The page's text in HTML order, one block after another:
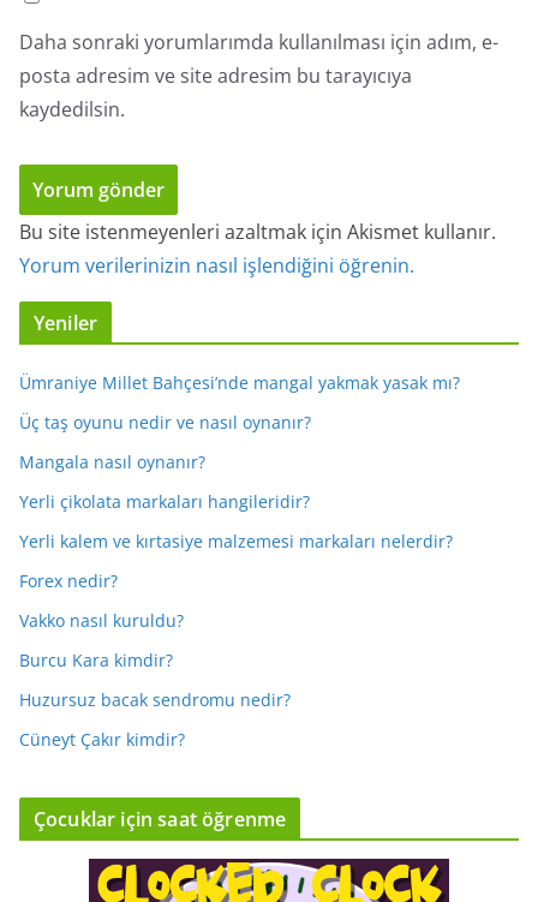
Daha sonraki yorumlarımda kullanılması için adım, e-
posta adresim ve site adresim bu tarayıcıya
kaydedilsin.
Bu site istenmeyenleri azaltmak için Akismet kullanır.
Yorum verilerinizin nasıl işlendiğini öğrenin.
Yeniler
Ümraniye Millet Bahçesi’nde mangal yakmak yasak mı?
Üç taş oyunu nedir ve nasıl oynanır?
Mangala nasıl oynanır?
Yerli çikolata markaları hangileridir?
Yerli kalem ve kırtasiye malzemesi markaları nelerdir?
Forex nedir?
Vakko nasıl kuruldu?
Burcu Kara kimdir?
Huzursuz bacak sendromu nedir?
Cüneyt Çakır kimdir?
Çocuklar için saat öğrenme